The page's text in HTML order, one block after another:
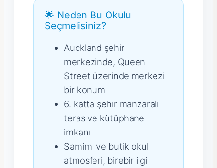
🌟 Neden Bu Okulu
Seçmelisiniz?
Auckland şehir
merkezinde, Queen
Street üzerinde merkezi
bir konum
6. katta şehir manzaralı
teras ve kütüphane
imkanı
Samimi ve butik okul
atmosferi, birebir ilgi